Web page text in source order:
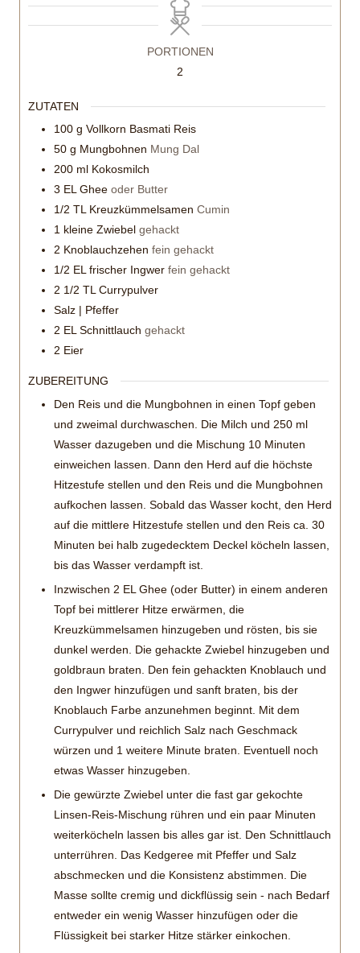
PORTIONEN
2
ZUTATEN
100 g Vollkorn Basmati Reis
50 g Mungbohnen Mung Dal
200 ml Kokosmilch
3 EL Ghee oder Butter
1/2 TL Kreuzkümmelsamen Cumin
1 kleine Zwiebel gehackt
2 Knoblauchzehen fein gehackt
1/2 EL frischer Ingwer fein gehackt
2 1/2 TL Currypulver
Salz | Pfeffer
2 EL Schnittlauch gehackt
2 Eier
ZUBEREITUNG
Den Reis und die Mungbohnen in einen Topf geben
und zweimal durchwaschen. Die Milch und 250 ml
Wasser dazugeben und die Mischung 10 Minuten
einweichen lassen. Dann den Herd auf die höchste
Hitzestufe stellen und den Reis und die Mungbohnen
aufkochen lassen. Sobald das Wasser kocht, den Herd
auf die mittlere Hitzestufe stellen und den Reis ca. 30
Minuten bei halb zugedecktem Deckel köcheln lassen,
bis das Wasser verdampft ist.
Inzwischen 2 EL Ghee (oder Butter) in einem anderen
Topf bei mittlerer Hitze erwärmen, die
Kreuzkümmelsamen hinzugeben und rösten, bis sie
dunkel werden. Die gehackte Zwiebel hinzugeben und
goldbraun braten. Den fein gehackten Knoblauch und
den Ingwer hinzufügen und sanft braten, bis der
Knoblauch Farbe anzunehmen beginnt. Mit dem
Currypulver und reichlich Salz nach Geschmack
würzen und 1 weitere Minute braten. Eventuell noch
etwas Wasser hinzugeben.
Die gewürzte Zwiebel unter die fast gar gekochte
Linsen-Reis-Mischung rühren und ein paar Minuten
weiterköcheln lassen bis alles gar ist. Den Schnittlauch
unterrühren. Das Kedgeree mit Pfeffer und Salz
abschmecken und die Konsistenz abstimmen. Die
Masse sollte cremig und dickflüssig sein - nach Bedarf
entweder ein wenig Wasser hinzufügen oder die
Flüssigkeit bei starker Hitze stärker einkochen.